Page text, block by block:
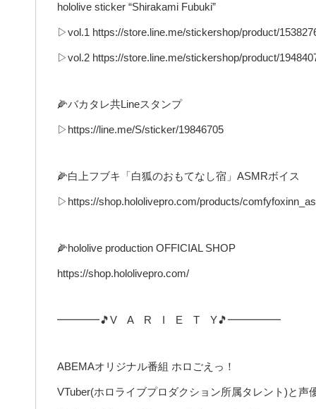
hololive sticker “Shirakami Fubuki”
▷vol.1 https://store.line.me/stickershop/product/
▷vol.2 https://store.line.me/stickershop/product/
🌽バカタレ共Lineスタンプ
▷https://line.me/S/sticker/19846705
🌽白上フブキ「白狐のおもてなし宿」ASMRボイス
▷https://shop.hololivepro.com/products/
🌽hololive production OFFICIAL SHOP
https://shop.hololivepro.com/
━━━━🎵V A R I E T Y🎵━━━━━
ABEMAオリジナル番組 ホロごえっ！
VTuber(ホロライブプロダクション所属タレント)と声